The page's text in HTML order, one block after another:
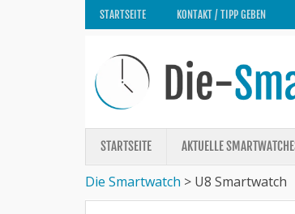
STARTSEITE KONTAKT / TIPP GEBEN
STARTSEITE AKTUELLE
Die Smartwatch > U8 Smartwatch